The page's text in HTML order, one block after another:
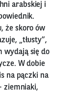
arabskiej i
że skoro ów
„tłusty”,
wydają się do
W dobie
na pączki na
ziemniaki,